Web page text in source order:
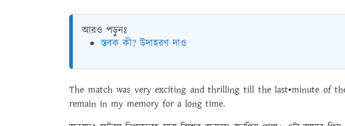
আরও পড়ুনঃ
স্তবক কী? উদাহরণ দাও
The match was very exciting and thrilling till the last•minute of
remain in my memory for a long time.